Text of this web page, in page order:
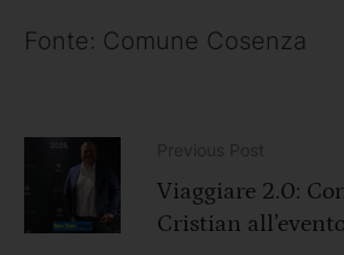
Fonte: Comune Cosenza
Viaggiare 2.0:
Cristian